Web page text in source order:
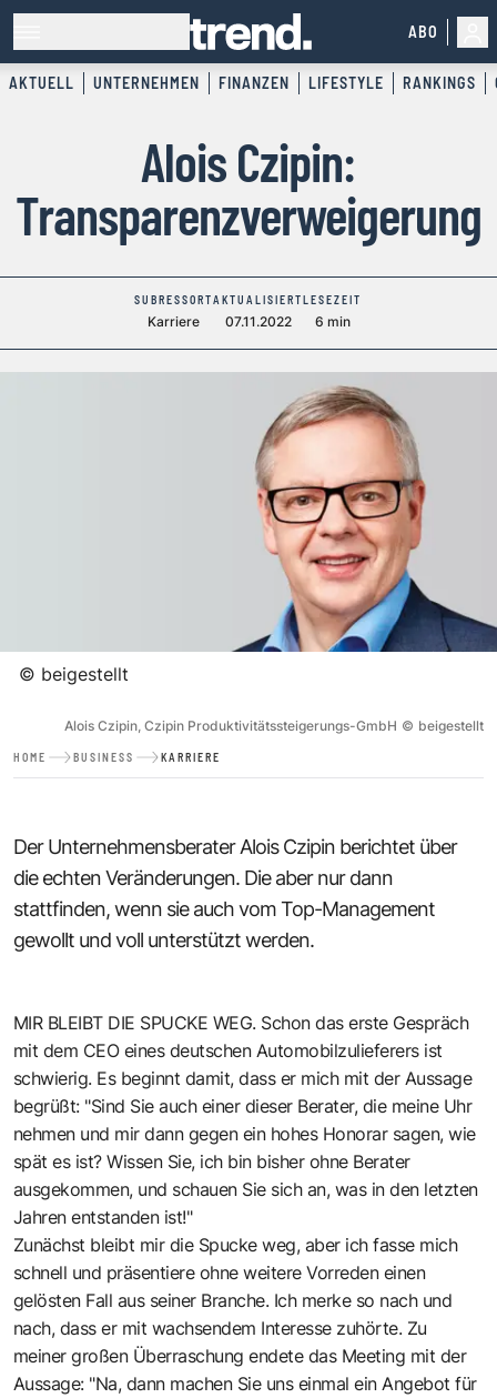
ABO
AKTUELL UNTERNEHMEN FINANZEN LIFESTYLE RANKINGS
Alois Czipin:
Transparenzverweigerung
SUBRESSORT
Karriere
AKTUALISIERT
07.11.2022
LESEZEIT
6 min
© beigestellt
Alois Czipin, Czipin Produktivitätssteigerungs-GmbH © beigestellt
HOME BUSINESS KARRIERE
Der Unternehmensberater Alois Czipin berichtet über
die echten Veränderungen. Die aber nur dann
stattfinden, wenn sie auch vom Top-Management
gewollt und voll unterstützt werden.
MIR BLEIBT DIE SPUCKE WEG. Schon das erste Gespräch
mit dem CEO eines deutschen Automobilzulieferers ist
schwierig. Es beginnt damit, dass er mich mit der Aussage
begrüßt: "Sind Sie auch einer dieser Berater, die meine Uhr
nehmen und mir dann gegen ein hohes Honorar sagen, wie
spät es ist? Wissen Sie, ich bin bisher ohne Berater
ausgekommen, und schauen Sie sich an, was in den letzten
Jahren entstanden ist!"
Zunächst bleibt mir die Spucke weg, aber ich fasse mich
schnell und präsentiere ohne weitere Vorreden einen
gelösten Fall aus seiner Branche. Ich merke so nach und
nach, dass er mit wachsendem Interesse zuhörte. Zu
meiner großen Überraschung endete das Meeting mit der
Aussage: "Na, dann machen Sie uns einmal ein Angebot für